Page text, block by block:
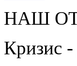
НАШ
Кризис -